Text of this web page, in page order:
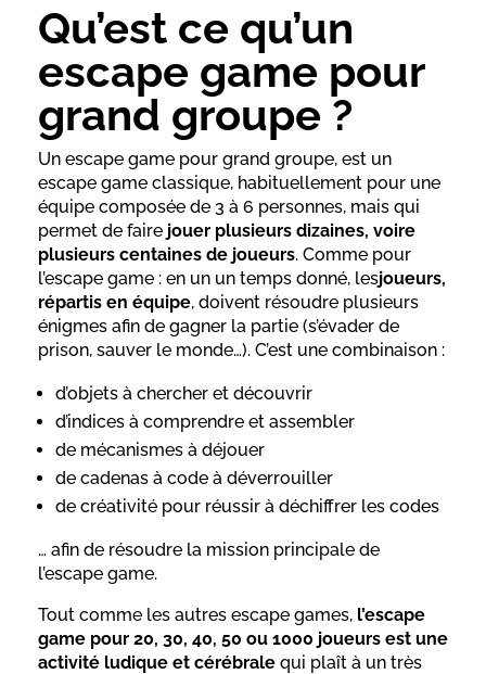
Qu’est ce qu’un
escape game pour
grand groupe ?
Un escape game pour grand groupe, est un
escape game classique, habituellement pour une
équipe composée de 3 à 6 personnes, mais qui
permet de faire jouer plusieurs dizaines, voire
plusieurs centaines de joueurs. Comme pour
l’escape game : en un un temps donné, lesjoueurs,
répartis en équipe, doivent résoudre plusieurs
énigmes afin de gagner la partie (s’évader de
prison, sauver le monde…). C’est une combinaison :
d’objets à chercher et découvrir
d’indices à comprendre et assembler
de mécanismes à déjouer
de cadenas à code à déverrouiller
de créativité pour réussir à déchiffrer les codes
… afin de résoudre la mission principale de
l’escape game.
Tout comme les autres escape games, l’escape
game pour 20, 30, 40, 50 ou 1000 joueurs est une
activité ludique et cérébrale qui plaît à un très